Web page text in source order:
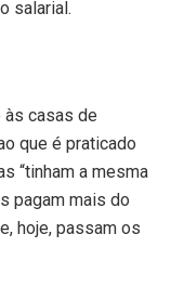
salarial.
às casas de
que é praticado
“tinham a mesma
pagam mais do
hoje, passam os